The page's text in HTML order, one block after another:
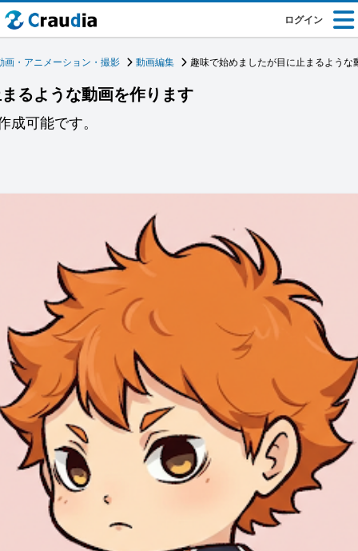
ログイン
画・アニメーション・撮影 動画編集 趣味で始めましたが目に止まるような
るような動画を作ります
成可能です。